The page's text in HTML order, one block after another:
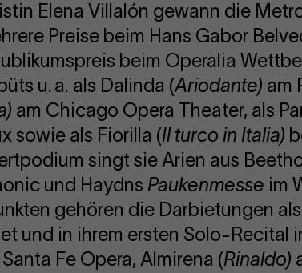
Elena Villalón gewann die
Preise beim Hans Gabor
beim Operalia
u. a. als Dalinda (Ariodante) am
) am Chicago Opera Theater, als
sowie als Fiorilla (Il turco in Italia)
singt sie Arien aus
und Haydns Paukenmesse im
gehören die Darbietungen
und in ihrem ersten Solo-Recital
Fe Opera, Almirena (Rinaldo)